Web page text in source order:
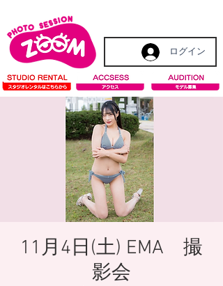
ログイン
11月4日(土) EMA 撮
影会